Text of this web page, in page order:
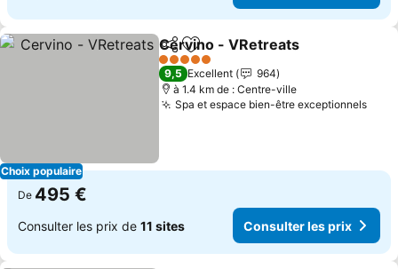
Choix populaire
PartagerAjouter à mes favoris
Cervino - VRetreats
5 Étoiles
9,5 Excellent
964
à 1.4 km de : Centre-ville
Spa et espace bien-être exceptionnels
De 495 €
Consulter les prix de 11 sites Consulter les prix